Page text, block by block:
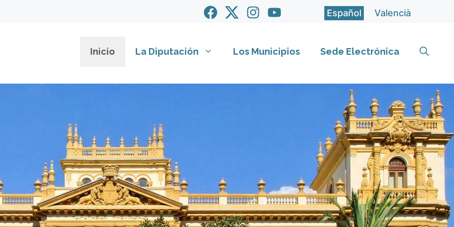
Español Valencià
Inicio La Diputación Los Municipios Sede Electrónica